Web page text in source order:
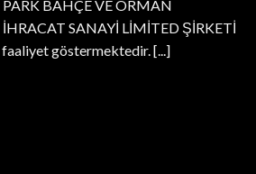
BAHÇE VE ORMAN
SANAYİ LİMİTED ŞİRKETİ
faaliyet göstermektedir.[...]